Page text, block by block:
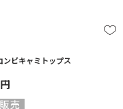
ンビキャミトップス